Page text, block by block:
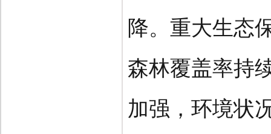
降。重大生态
森林覆盖率持
加强，环境状